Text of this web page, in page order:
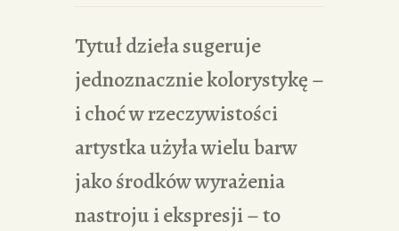
Tytuł dzieła sugeruje
jednoznacznie kolorystykę –
i choć w rzeczywistości
artystka użyła wielu barw
jako środków wyrażenia
nastroju i ekspresji – to